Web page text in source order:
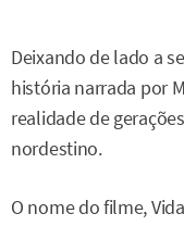
Deixando de lado a
história narrada por
realidade de
nordestino.
O nome do filme,